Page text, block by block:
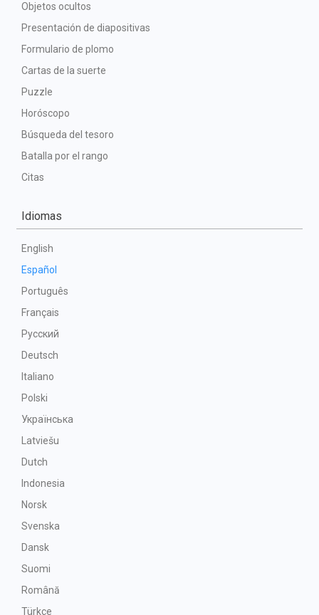
Objetos ocultos
Presentación de diapositivas
Formulario de plomo
Cartas de la suerte
Puzzle
Horóscopo
Búsqueda del tesoro
Batalla por el rango
Citas
Idiomas
English
Español
Português
Français
Русский
Deutsch
Italiano
Polski
Українська
Latviešu
Dutch
Indonesia
Norsk
Svenska
Dansk
Suomi
Română
Türkçe